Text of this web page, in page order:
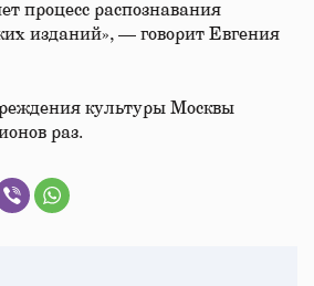
процесс распознавания
изданий», — говорит Евгения
культуры Москвы
раз.